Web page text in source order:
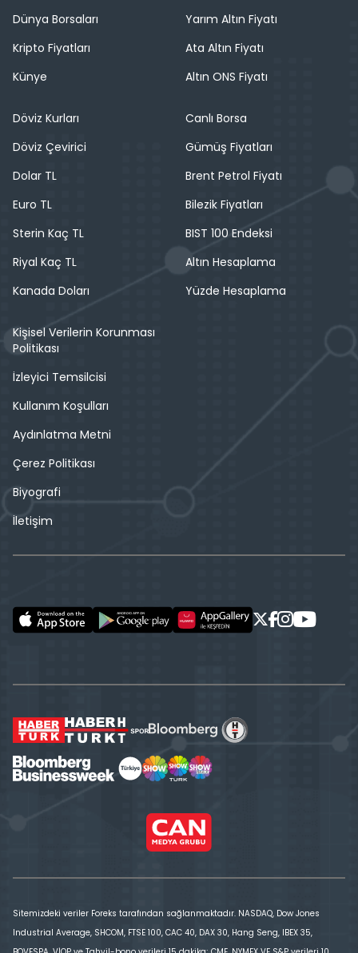
Dünya Borsaları
Kripto Fiyatları
Künye
Yarım Altın Fiyatı
Ata Altın Fiyatı
Altın ONS Fiyatı
Döviz Kurları
Döviz Çevirici
Dolar TL
Euro TL
Sterin Kaç TL
Riyal Kaç TL
Kanada Doları
Canlı Borsa
Gümüş Fiyatları
Brent Petrol Fiyatı
Bilezik Fiyatları
BIST 100 Endeksi
Altın Hesaplama
Yüzde Hesaplama
Kişisel Verilerin Korunması
Politikası
İzleyici Temsilcisi
Kullanım Koşulları
Aydınlatma Metni
Çerez Politikası
Biyografi
İletişim
Sitemizdeki veriler Foreks tarafından sağlanmaktadır. NASDAQ, Dow Jones
Industrial Average, SHCOM, FTSE 100, CAC 40, DAX 30, Hang Seng, IBEX 35,